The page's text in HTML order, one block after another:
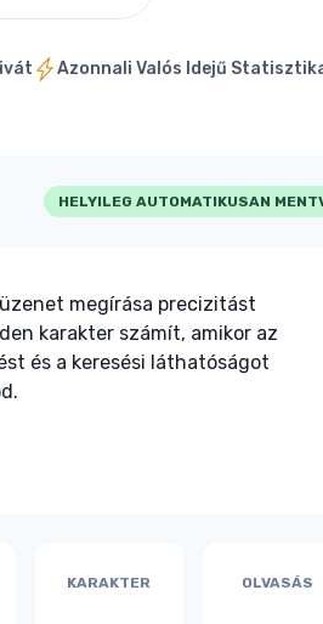
Azonnali Valós Idejű
HELYILEG AUTOMATIKUSAN
megírása precizitást
karakter számít, amikor az
és a keresési láthatóságot
KARAKTER OLVASÁS